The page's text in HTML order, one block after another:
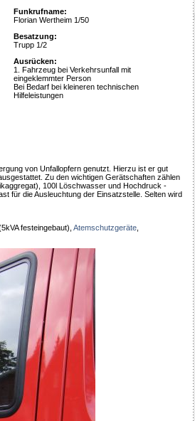
Funkrufname:
Florian Wertheim 1/50
Besatzung:
Trupp 1/2
Ausrücken:
1. Fahrzeug bei Verkehrsunfall mit
eingeklemmter Person
Bei Bedarf bei kleineren technischen
Hilfeleistungen
von Unfallopfern genutzt. Hierzu ist er gut
Zu den wichtigen Gerätschaften zählen
100l Löschwasser und Hochdruck -
für die Ausleuchtung der Einsatzstelle. Selten wird
festeingebaut), Atemschutzgeräte,